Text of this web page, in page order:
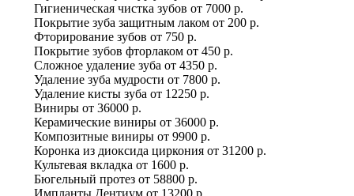
Гигиеническая чистка зубов от 7000 р.
Покрытие зуба защитным лаком от 200 р.
Фторирование зубов от 750 р.
Покрытие зубов фторлаком от 450 р.
Сложное удаление зуба от 4350 р.
Удаление зуба мудрости от 7800 р.
Удаление кисты зуба от 12250 р.
Виниры от 36000 р.
Керамические виниры от 36000 р.
Композитные виниры от 9900 р.
Коронка из диоксида циркония от 31200 р.
Культевая вкладка от 1600 р.
Бюгельный протез от 58800 р.
Импланты Дентиум от 13200 р.